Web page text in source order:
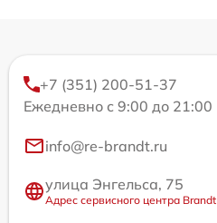
+7 (351) 200-51-37
Ежедневно с 9:00 до 21:00
info@re-brandt.ru
улица Энгельса, 75
Адрес сервисного центра Brandt